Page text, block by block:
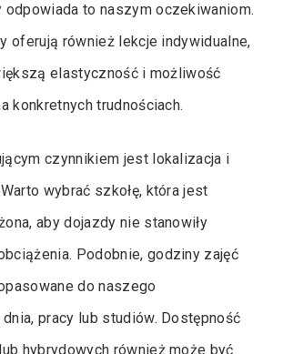
odpowiada to naszym oczekiwaniom.
oferują również lekcje indywidualne,
elastyczność i możliwość
konkretnych trudnościach.
czynnikiem jest lokalizacja i
wybrać szkołę, która jest
aby dojazdy nie stanowiły
Podobnie, godziny zajęć
do naszego
dnia, pracy lub studiów. Dostępność
hybrydowych również może być